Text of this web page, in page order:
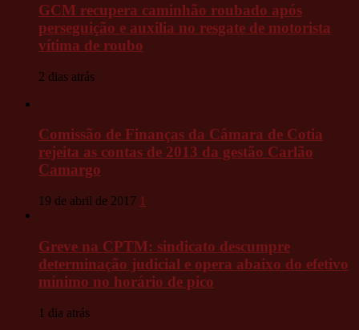
GCM recupera caminhão roubado após
perseguição e auxilia no resgate de motorista
vítima de roubo
2 dias atrás
Comissão de Finanças da Câmara de Cotia
rejeita as contas de 2013 da gestão Carlão
Camargo
19 de abril de 2017 1
Greve na CPTM: sindicato descumpre
determinação judicial e opera abaixo do efetivo
mínimo no horário de pico
1 dia atrás